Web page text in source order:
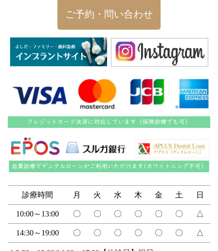
ご予約・問い合わせ
診療時間 月 火 水 木 金 土 日
10:00～13:00 〇 〇 〇 〇 〇 〇 △
14:30～19:00 〇 〇 〇 〇 〇 〇 △